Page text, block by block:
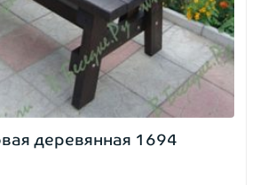
деревянная 1694